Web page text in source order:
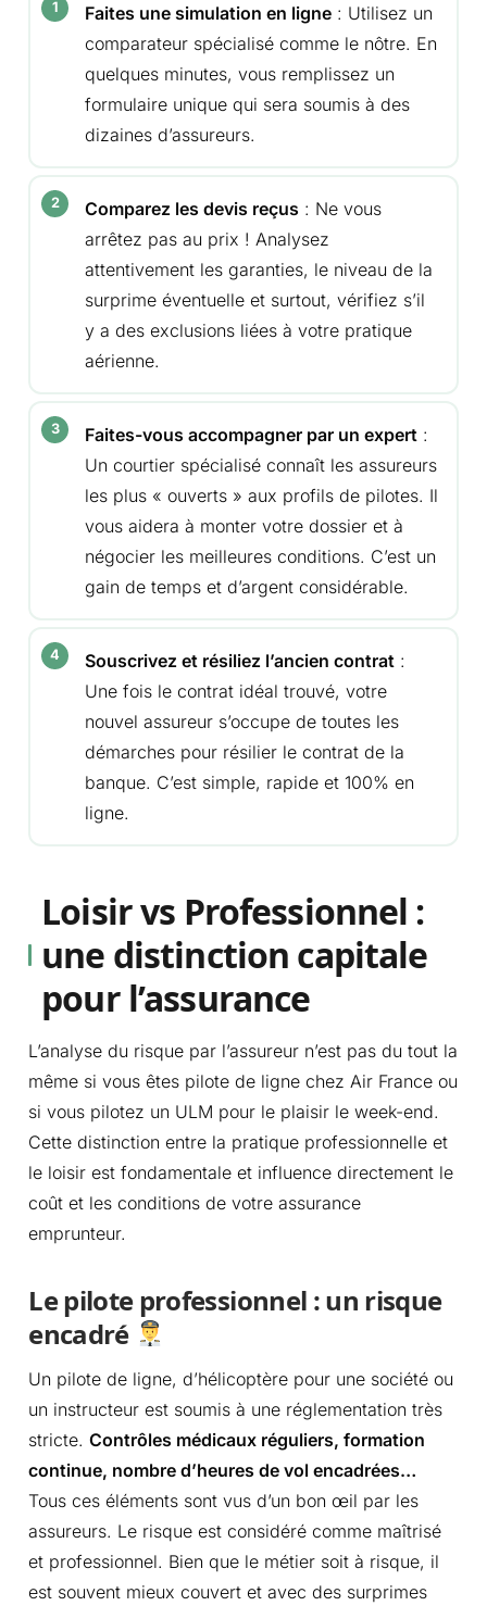
Faites une simulation en ligne : Utilisez un
comparateur spécialisé comme le nôtre. En
quelques minutes, vous remplissez un
formulaire unique qui sera soumis à des
dizaines d’assureurs.
Comparez les devis reçus : Ne vous
arrêtez pas au prix ! Analysez
attentivement les garanties, le niveau de la
surprime éventuelle et surtout, vérifiez s’il
y a des exclusions liées à votre pratique
aérienne.
Faites-vous accompagner par un expert :
Un courtier spécialisé connaît les assureurs
les plus « ouverts » aux profils de pilotes. Il
vous aidera à monter votre dossier et à
négocier les meilleures conditions. C’est un
gain de temps et d’argent considérable.
Souscrivez et résiliez l’ancien contrat :
Une fois le contrat idéal trouvé, votre
nouvel assureur s’occupe de toutes les
démarches pour résilier le contrat de la
banque. C’est simple, rapide et 100% en
ligne.
Loisir vs Professionnel :
une distinction capitale
pour l’assurance
L’analyse du risque par l’assureur n’est pas du tout la
même si vous êtes pilote de ligne chez Air France ou
si vous pilotez un ULM pour le plaisir le week-end.
Cette distinction entre la pratique professionnelle et
le loisir est fondamentale et influence directement le
coût et les conditions de votre assurance
emprunteur.
Le pilote professionnel : un risque
encadré
Un pilote de ligne, d’hélicoptère pour une société ou
un instructeur est soumis à une réglementation très
stricte.Contrôles médicaux réguliers, formation
continue, nombre d’heures de vol encadrées…
Tous ces éléments sont vus d’un bon œil par les
assureurs. Le risque est considéré comme maîtrisé
et professionnel. Bien que le métier soit à risque, il
est souvent mieux couvert et avec des surprimes